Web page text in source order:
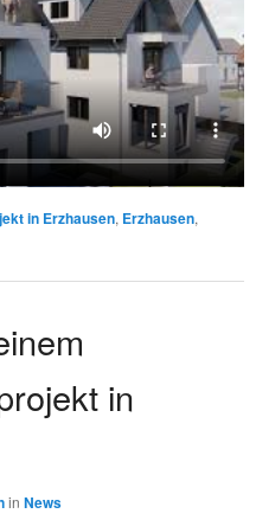
in Erzhausen, Erzhausen,
in
in News